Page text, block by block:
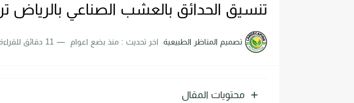
ترتيب الأثاث والديكورات في الحوش تنسيق
تنسيق الحدائق بالعشب الصناعي
تصميم المناظر الطبيعية اخر تحديث : منذ بضع اعوام 11 دقائق للقراءة
محتويات المقال